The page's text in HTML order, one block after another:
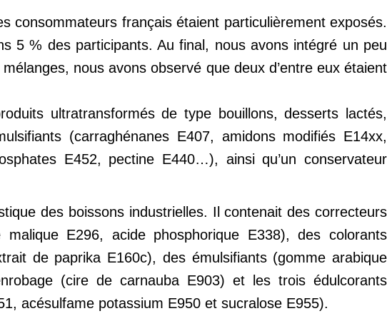
consommateurs français étaient particulièrement exposés.
5 % des participants. Au final, nous avons intégré un peu
nous avons observé que deux d’entre eux étaient
ultratransformés de type bouillons, desserts lactés,
(carraghénanes E407, amidons modifiés E14xx,
E452, pectine E440…), ainsi qu’un conservateur
des boissons industrielles. Il contenait des correcteurs
E296, acide phosphorique E338), des colorants
de paprika E160c), des émulsifiants (gomme arabique
(cire de carnauba E903) et les trois édulcorants
acésulfame potassium E950 et sucralose E955).